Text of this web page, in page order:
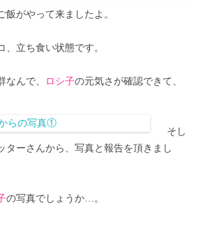
飯がやって来ましたよ。
、立ち食い状態です。
なんで、 ロシ子の元気さが確認できて、
そし
ターさんから、写真と報告を頂きまし
の写真でしょうか…。